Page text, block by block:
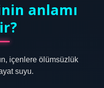
anlamı
içenlere ölümsüzlük
suyu.